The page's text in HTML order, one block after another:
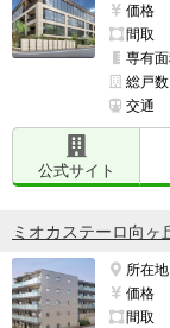
価格
間取
専有
総戸数
交通
公式サイト
ミオカステーロ向ヶ
所在地
価格
間取